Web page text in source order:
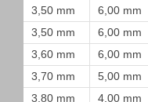
3,50 mm 6,00 mm
3,50 mm
6,00 mm
3,60 mm
6,00 mm
3,70 mm
5,00 mm
3,80 mm
4,00 mm